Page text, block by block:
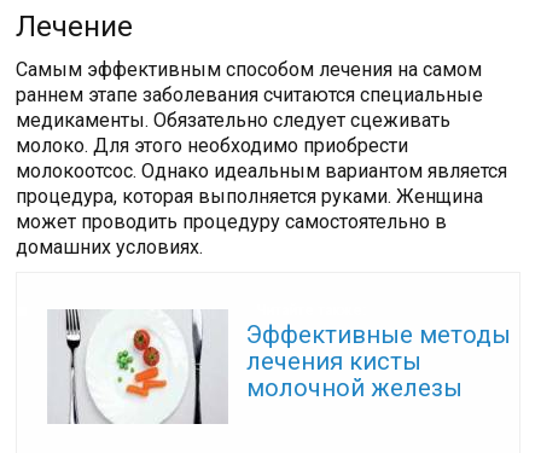
Лечение
Самым эффективным способом лечения на самом
раннем этапе заболевания считаются специальные
медикаменты. Обязательно следует сцеживать
молоко. Для этого необходимо приобрести
молокоотсос. Однако идеальным вариантом является
процедура, которая выполняется руками. Женщина
может проводить процедуру самостоятельно в
домашних условиях.
Эффективные методы
лечения кисты
молочной железы